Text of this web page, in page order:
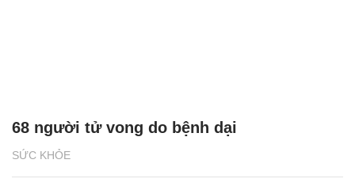
SỨC KHỎE
68 người tử vong do bệnh dại